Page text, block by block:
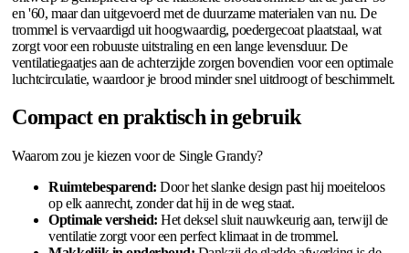
en '60, maar dan uitgevoerd met de duurzame materialen van nu. De
trommel is vervaardigd uit hoogwaardig, poedergecoat plaatstaal, wat
zorgt voor een robuuste uitstraling en een lange levensduur. De
ventilatiegaatjes aan de achterzijde zorgen bovendien voor een optimale
luchtcirculatie, waardoor je brood minder snel uitdroogt of beschimmelt.
Compact en praktisch in gebruik
Waarom zou je kiezen voor de Single Grandy?
Ruimtebesparend: Door het slanke design past hij moeiteloos
op elk aanrecht, zonder dat hij in de weg staat.
Optimale versheid: Het deksel sluit nauwkeurig aan, terwijl de
ventilatie zorgt voor een perfect klimaat in de trommel.